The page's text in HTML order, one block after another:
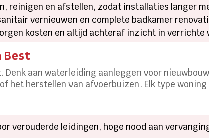
reinigen en afstellen, zodat installaties langer
vernieuwen en complete badkamer
kosten en altijd achteraf inzicht in verrichte
Best
aan waterleiding aanleggen voor
het herstellen van afvoerbuizen. Elk type
verouderde leidingen, hoge nood aan